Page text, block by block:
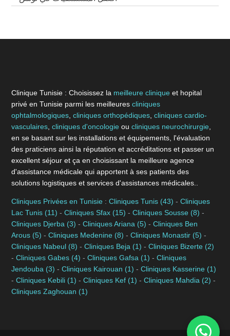
Clinique Tunisie : Choisissez la meilleure clinique et hopital
privé en Tunisie parmi les meilleurescliniques
ophtalmologiques,cliniques orthopédiques,cliniques cardio-
vasculaires,cliniques d'oncologie oucliniques neurochirurgie,
en se basant sur les installations et équipements, l'évaluation
des praticiens ainsi la réputation et accréditations et passer un
excellent séjour et ça en choisissant la meilleure agence
d'assistance médicale qui apportent à ses patients des
solutions logistiques et services d'assistances médicales..
Cliniques Privées en Tunisie :Cliniques Tunis (43) -Cliniques
Lac Tunis (11) -Cliniques Sfax (15) -Cliniques Sousse (8) -
Cliniques Djerba (3) -Cliniques Ariana (5) -Cliniques Ben
Arous (5) -Cliniques Medenine (8) -Cliniques Monastir (5) -
Cliniques Nabeul (8) -Cliniques Beja (1) -Cliniques Bizerte (2)
-Cliniques Gabes (4) -Cliniques Gafsa (1) -Cliniques
Jendouba (3) -Cliniques Kairouan (1) -Cliniques Kasserine (1)
-Cliniques Kebili (1) -Cliniques Kef (1) -Cliniques Mahdia (2) -
Cliniques Zaghouan (1)